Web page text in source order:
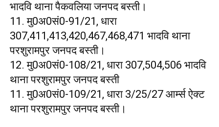
भादवि थाना पैकवलिया जनपद बस्ती।
11. मु0अ0सं0-91/21, धारा
307,411,413,420,467,468,471 भादवि थाना
परशुरामपुर जनपद बस्ती।
12. मु0अ0सं0-108/21, धारा 307,504,506 भादवि
थाना परशुरामपुर जनपद बस्ती
11. मु0अ0सं0-109/21, धारा 3/25/27 आर्म्स ऐक्ट
थाना परशुरामपुर जनपद बस्ती।